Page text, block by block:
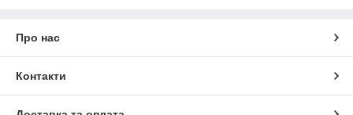
Про нас
Контакти